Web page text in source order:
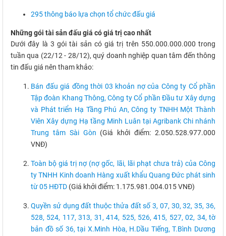
295 thông báo lựa chọn tổ chức đấu giá
Những gói tài sản đấu giá có giá trị cao nhất
Dưới đây là 3 gói tài sản có giá trị trên 550.000.000.000 trong
tuần qua (22/12 - 28/12), quý doanh nghiệp quan tâm đến thông
tin đấu giá nên tham khảo:
Bán đấu giá đồng thời 03 khoản nợ của Công ty Cổ phần
Tập đoàn Khang Thông, Công ty Cổ phần Đầu tư Xây dựng
và Phát triển Hạ Tầng Phú An, Công ty TNHH Một Thành
Viên Xây dựng Hạ tầng Minh Luân tại Agribank Chi nhánh
Trung tâm Sài Gòn (Giá khởi điểm: 2.050.528.977.000
VNĐ)
Toàn bộ giá trị nợ (nợ gốc, lãi, lãi phạt chưa trả) của Công
ty TNHH Kinh doanh Hàng xuất khẩu Quang Đức phát sinh
từ 05 HĐTD (Giá khởi điểm: 1.175.981.004.015 VNĐ)
Quyền sử dụng đất thuộc thửa đất số 3, 07, 30, 32, 35, 36,
528, 524, 117, 313, 31, 414, 525, 526, 415, 527, 02, 34, tờ
bản đồ số 36, tại X.Minh Hòa, H.Dầu Tiếng, T.Bình Dương